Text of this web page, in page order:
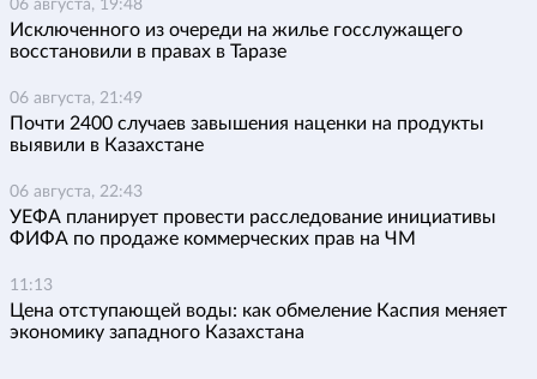
06 августа, 19:48
Исключенного из очереди на жилье госслужащего
восстановили в правах в Таразе
06 августа, 21:49
Почти 2400 случаев завышения наценки на продукты
выявили в Казахстане
06 августа, 22:43
УЕФА планирует провести расследование инициативы
ФИФА по продаже коммерческих прав на ЧМ
11:13
Цена отступающей воды: как обмеление Каспия меняет
экономику западного Казахстана